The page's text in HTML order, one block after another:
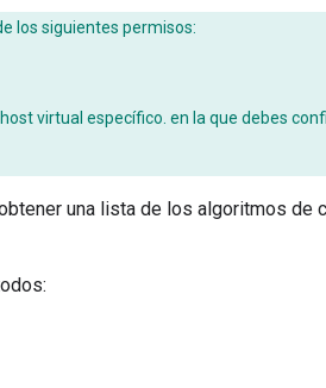
los siguientes permisos:
virtual específico. en la que debes
una lista de los algoritmos de